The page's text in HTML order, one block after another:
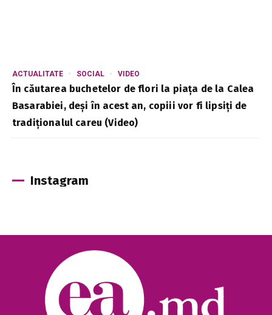
ACTUALITATE SOCIAL VIDEO
În căutarea buchetelor de flori la piața de la Calea
Basarabiei, deși în acest an, copiii vor fi lipsiți de
tradiționalul careu (Video)
Instagram